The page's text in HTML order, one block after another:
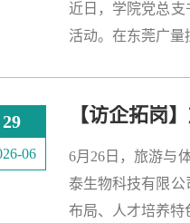
近日，学院党总
活动。在东莞广量
29
06
6月26日，旅游与
泰生物科技有限
布局、人才培养特